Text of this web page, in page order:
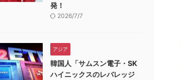
発！
2026/7/7
アジア
韓国人「サムスン電子・SK
ハイニックスのレバレッジ